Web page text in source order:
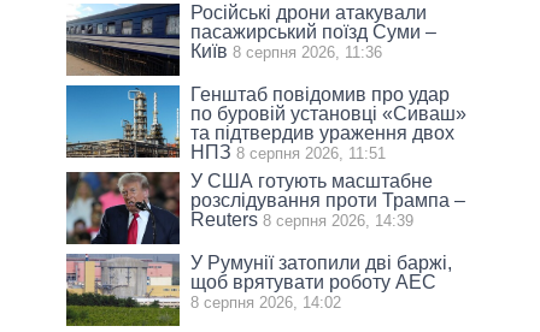
Російські дрони атакували
пасажирський поїзд Суми –
Київ 8 серпня 2026, 11:36
Генштаб повідомив про удар
по буровій установці «Сиваш»
та підтвердив ураження двох
НПЗ 8 серпня 2026, 11:51
У США готують масштабне
розслідування проти Трампа –
Reuters 8 серпня 2026, 14:39
У Румунії затопили дві баржі,
щоб врятувати роботу АЕС
8 серпня 2026, 14:02